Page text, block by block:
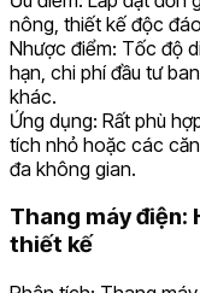
nông, thiết kế độc
Nhược điểm: Tốc độ
hạn, chi phí đầu tư
khác.
Ứng dụng: Rất phù
tích nhỏ hoặc các
đa không gian.
Thang máy điện:
thiết kế